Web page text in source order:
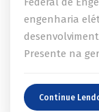
engenharia
Presente na
Continue